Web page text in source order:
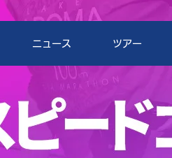
ニュース ツアー